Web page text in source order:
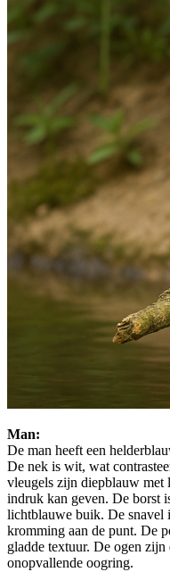
Man:
De man heeft een
De nek is wit, wat
vleugels zijn diepblauw met
indruk kan geven. De borst
lichtblauwe buik. De snavel
kromming aan de punt. De
gladde textuur. De ogen
onopvallende oogring.